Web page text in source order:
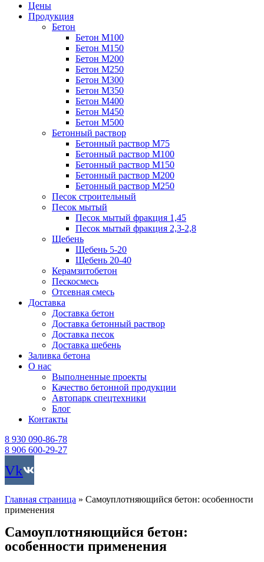
Цены
Продукция
Бетон
Бетон М100
Бетон М150
Бетон М200
Бетон М250
Бетон М300
Бетон М350
Бетон М400
Бетон М450
Бетон М500
Бетонный раствор
Бетонный раствор М75
Бетонный раствор М100
Бетонный раствор М150
Бетонный раствор М200
Бетонный раствор М250
Песок строительный
Песок мытый
Песок мытый фракция 1,45
Песок мытый фракция 2,3-2,8
Щебень
Щебень 5-20
Щебень 20-40
Керамзитобетон
Пескосмесь
Отсевная смесь
Доставка
Доставка бетон
Доставка бетонный раствор
Доставка песок
Доставка щебень
Заливка бетона
О нас
Выполненные проекты
Качество бетонной продукции
Автопарк спецтехники
Блог
Контакты
8 930 090-86-78
8 906 600-29-27
Vk
Главная страница » Самоуплотняющийся бетон: особенности
применения
Самоуплотняющийся бетон:
особенности применения